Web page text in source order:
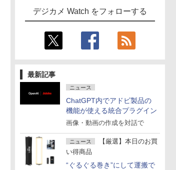
デジカメ Watch をフォローする
最新記事
ニュース
ChatGPT内でアドビ製品の
機能が使える統合プラグイン
画像・動画の作成を対話で
ニュース
【厳選】本日のお買
い得商品
“ぐるぐる巻き”にして運搬で